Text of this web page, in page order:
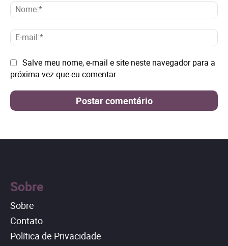
E-
Site: Salve meu nome, e-mail e site neste navegador para a
próxima vez que eu comentar.
Sobre
Sobre
Contato
Política de Privacidade